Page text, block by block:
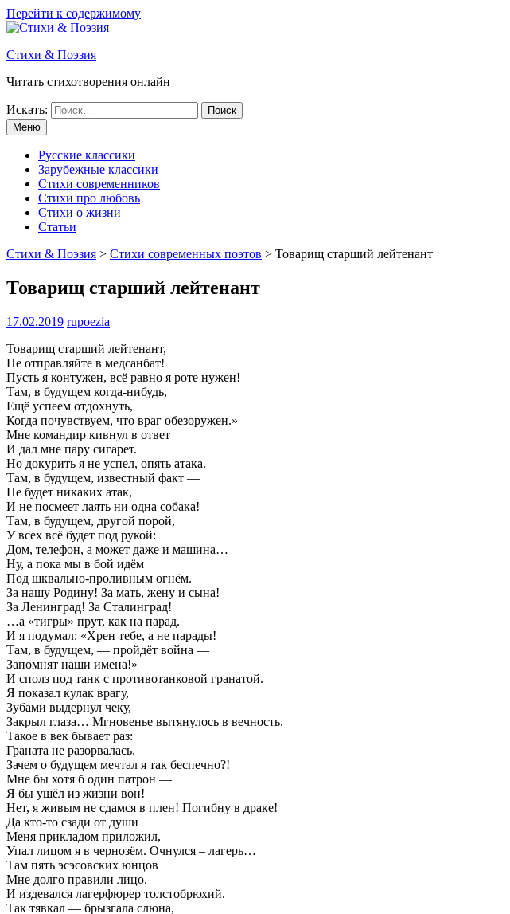
Перейти к содержимому
Стихи & Поэзия
Читать стихотворения онлайн
Искать:
Меню
Русские классики
Зарубежные классики
Стихи современников
Стихи про любовь
Стихи о жизни
Статьи
Стихи & Поэзия > Стихи современных поэтов > Товарищ старший лейтенант
Товарищ старший лейтенант
17.02.2019 rupoezia
Товарищ старший лейтенант,
Не отправляйте в медсанбат!
Пусть я контужен, всё равно я роте нужен!
Там, в будущем когда-нибудь,
Ещё успеем отдохнуть,
Когда почувствуем, что враг обезоружен.»
Мне командир кивнул в ответ
И дал мне пару сигарет.
Но докурить я не успел, опять атака.
Там, в будущем, известный факт —
Не будет никаких атак,
И не посмеет лаять ни одна собака!
Там, в будущем, другой порой,
У всех всё будет под рукой:
Дом, телефон, а может даже и машина…
Ну, а пока мы в бой идём
Под шквально-проливным огнём.
За нашу Родину! За мать, жену и сына!
За Ленинград! За Сталинград!
…а «тигры» прут, как на парад.
И я подумал: «Хрен тебе, а не парады!
Там, в будущем, — пройдёт война —
Запомнят наши имена!»
И сполз под танк с противотанковой гранатой.
Я показал кулак врагу,
Зубами выдернул чеку,
Закрыл глаза… Мгновенье вытянулось в вечность.
Такое в век бывает раз:
Граната не разорвалась.
Зачем о будущем мечтал я так беспечно?!
Мне бы хотя б один патрон —
Я бы ушёл из жизни вон!
Нет, я живым не сдамся в плен! Погибну в драке!
Да кто-то сзади от души
Меня прикладом приложил,
Упал лицом я в чернозём. Очнулся – лагерь…
Там пять эсэсовских юнцов
Мне долго правили лицо.
И издевался лагерфюрер толстобрюхий.
Так тявкал — брызгала слюна,